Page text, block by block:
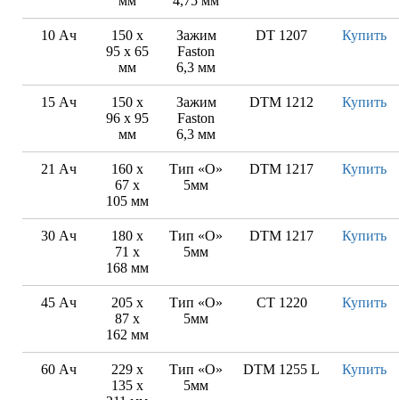
10 Ач
150 x
95 x 65
мм
Зажим
Faston
6,3 мм
DT 1207 Купить
15 Ач
150 x
96 x 95
мм
Зажим
Faston
6,3 мм
DTM 1212 Купить
21 Ач
160 x
67 x
105 мм
Тип «O»
5мм
DTM 1217 Купить
30 Ач
180 x
71 x
168 мм
Тип «O»
5мм
DTM 1217 Купить
45 Ач
205 x
87 x
162 мм
Тип «O»
5мм
CT 1220 Купить
60 Ач
229 x
135 x
Тип «O»
5мм
DTM 1255 L Купить